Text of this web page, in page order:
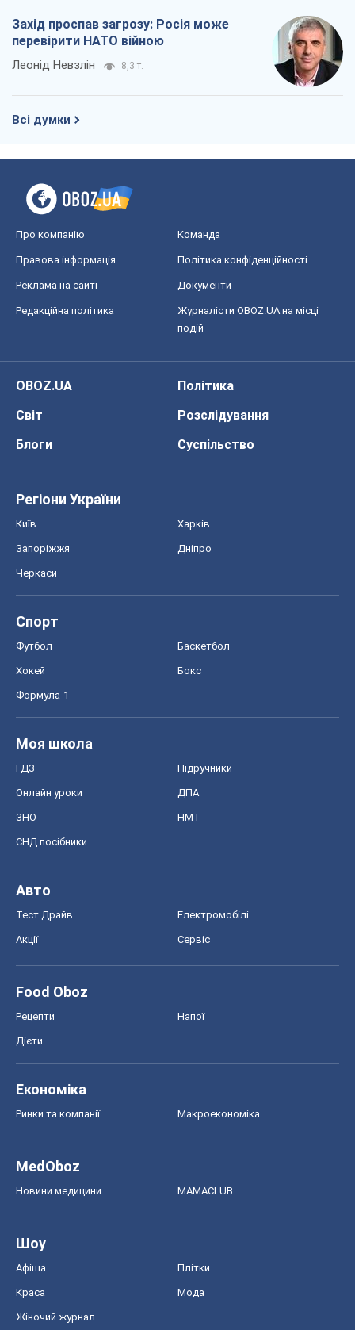
Захід проспав загрозу: Росія може
перевірити НАТО війною
Леонід Невзлін 8,3 т.
Всі думки
Про компанію Команда
Правова інформація Політика конфіденційності
Реклама на сайті Документи
Редакційна політика
Журналісти OBOZ.UA на місці
подій
OBOZ.UA
Політика
Світ
Розслідування
Блоги
Суспільство
Регіони України
Київ Харків
Запоріжжя Дніпро
Черкаси
Спорт
Футбол Баскетбол
Хокей Бокс
Формула-1
Моя школа
ГДЗ Підручники
Онлайн уроки ДПА
ЗНО НМТ
СНД посібники
Авто
Тест Драйв Електромобілі
Акції Сервіс
Food Oboz
Рецепти Напої
Дієти
Економіка
Ринки та компанії Макроекономіка
MedOboz
Новини медицини MAMACLUB
Шоу
Афіша Плітки
Краса Мода
Жіночий журнал